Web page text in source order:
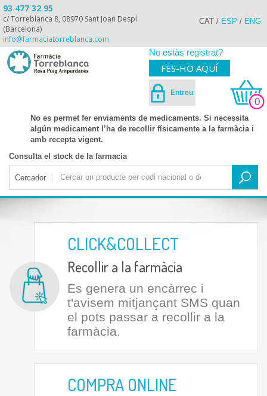
93 477 32 95
c/ Torreblanca 8, 08970 Sant Joan Despí
(Barcelona)
info@farmaciatorreblanca.com
CAT / ESP / ENG
No estàs registrat?
FES-HO AQUÍ
Entreu
0
No es permet fer enviaments de medicaments. Si necessita
algún medicament l’ha de recollir físicamente a la farmàcia i
amb recepta vigent.
Consulta el stock de la farmacia
Cercador
CLICK&COLLECT
Recollir a la farmàcia
Es genera un encàrrec i
t'avisem mitjançant SMS quan
el pots passar a recollir a la
farmàcia.
COMPRA ONLINE